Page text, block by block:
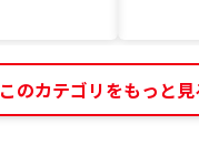
このカテゴリをもっと見